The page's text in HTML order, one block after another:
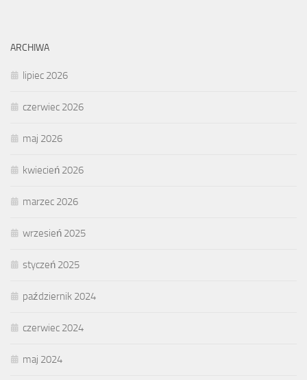
ARCHIWA
lipiec 2026
czerwiec 2026
maj 2026
kwiecień 2026
marzec 2026
wrzesień 2025
styczeń 2025
październik 2024
czerwiec 2024
maj 2024